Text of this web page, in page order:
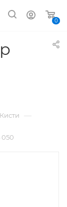
0
Кисти —
050